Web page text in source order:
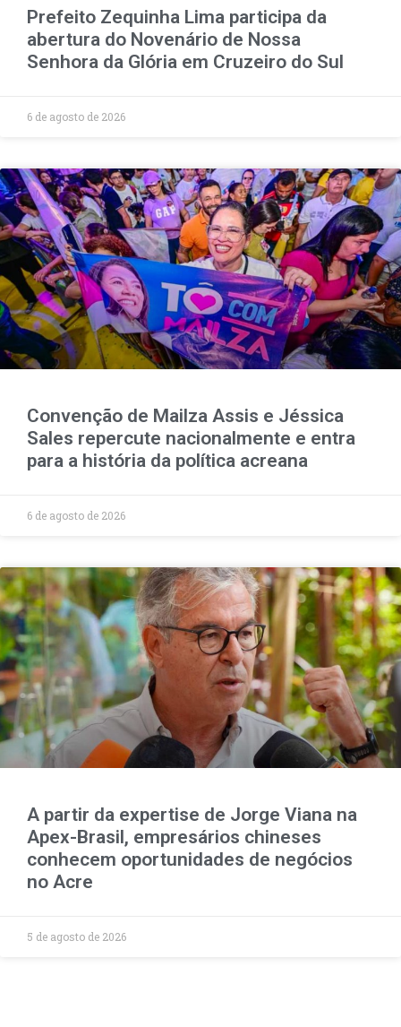
Prefeito Zequinha Lima participa da
abertura do Novenário de Nossa
Senhora da Glória em Cruzeiro do Sul
6 de agosto de 2026
Convenção de Mailza Assis e Jéssica
Sales repercute nacionalmente e entra
para a história da política acreana
6 de agosto de 2026
A partir da expertise de Jorge Viana na
Apex-Brasil, empresários chineses
conhecem oportunidades de negócios
no Acre
5 de agosto de 2026